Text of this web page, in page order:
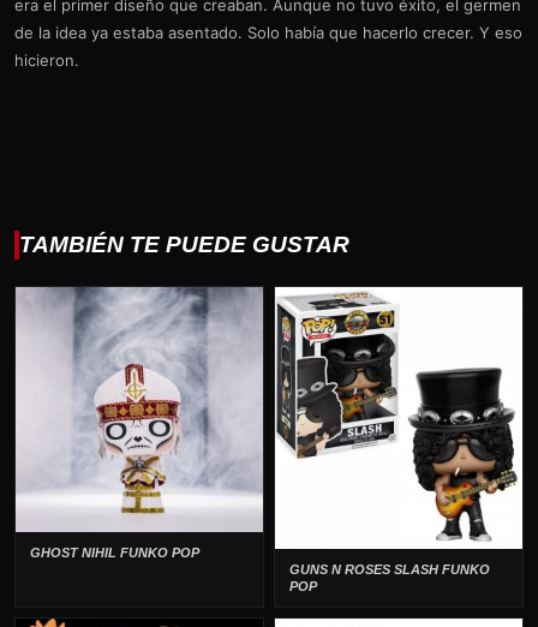
era el primer diseño que creaban. Aunque no tuvo éxito, el germen
de la idea ya estaba asentado. Solo había que hacerlo crecer. Y eso
hicieron.
TAMBIÉN TE PUEDE GUSTAR
GHOST NIHIL FUNKO POP
GUNS N ROSES SLASH FUNKO
POP